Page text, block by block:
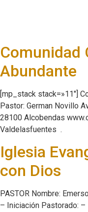
Comunidad
Abundante
[mp_stack stack=»11″]
Pastor: German Novillo
28100 Alcobendas
Valdelasfuentes .
Iglesia
con Dios
PASTOR Nombre:
– Iniciación Pastorado: –